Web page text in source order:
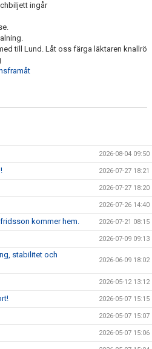
ingår
till Lund. Låt oss färga läktaren knallrö
2026-08-04 09:50
2026-07-27 18:21
2026-07-27 18:20
2026-07-26 14:40
kommer hem. 2026-07-21 08:15
2026-07-09 09:13
stabilitet och
2026-06-09 18:02
2026-05-12 13:12
2026-05-07 15:15
2026-05-07 15:07
2026-05-07 15:06